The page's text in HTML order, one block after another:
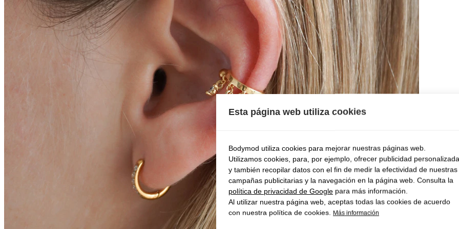
Esta página web utiliza cookies
Bodymod utiliza cookies para mejorar nuestras páginas web.
Utilizamos cookies, para, por ejemplo, ofrecer publicidad personalizada
y también recopilar datos con el fin de medir la efectividad de nuestras
campañas publicitarias y la navegación en la página web. Consulta la
política de privacidad de Google para más información.
Al utilizar nuestra página web, aceptas todas las cookies de acuerdo
con nuestra política de cookies. Más información